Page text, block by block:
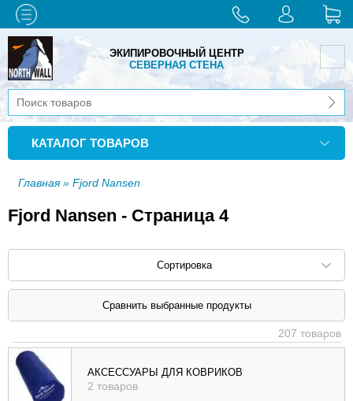
ЭКИПИРОВОЧНЫЙ ЦЕНТР
СЕВЕРНАЯ СТЕНА
КАТАЛОГ ТОВАРОВ
Главная» Fjord Nansen
Fjord Nansen - Страница 4
Сортировка
Сортировать по: наименованию (
убыв
), цене (
возр
207 товаров
АКСЕССУАРЫ ДЛЯ КОВРИКОВ
2 товаров